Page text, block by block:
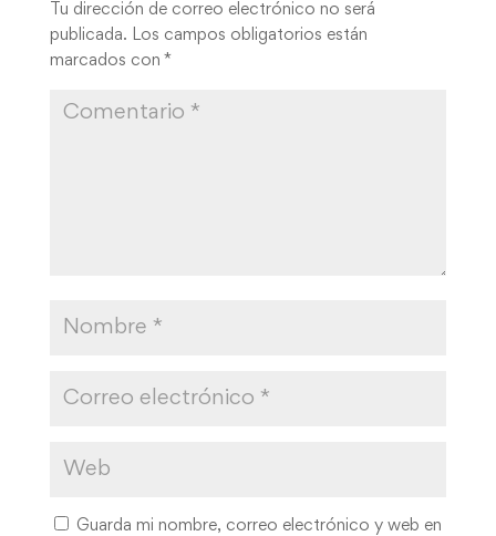
Tu dirección de correo electrónico no será
publicada. Los campos obligatorios están
marcados con *
Guarda mi nombre, correo electrónico y web en